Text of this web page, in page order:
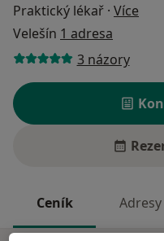
Praktický lékař · Více
Velešín 1 adresa
3 názory
Ceník Adresy